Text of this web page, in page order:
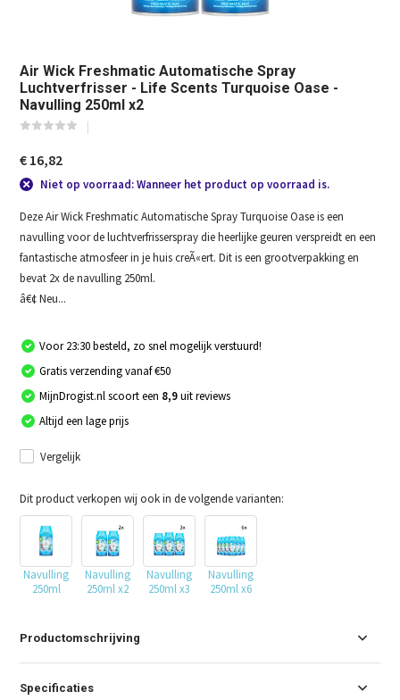
Air Wick Freshmatic Automatische Spray
Luchtverfrisser - Life Scents Turquoise Oase -
Navulling 250ml x2
€ 16,82
Niet op voorraad: Wanneer het product op voorraad is.
Deze Air Wick Freshmatic Automatische Spray Turquoise Oase is een
navulling voor de luchtverfrisserspray die heerlijke geuren verspreidt en een
fantastische atmosfeer in je huis creÃ«ert. Dit is een grootverpakking en
bevat 2x de navulling 250ml.
â€¢ Neu...
Voor 23:30 besteld, zo snel mogelijk verstuurd!
Gratis verzending vanaf €50
MijnDrogist.nl scoort een 8,9uit reviews
Altijd een lage prijs
Vergelijk
Dit product verkopen wij ook in de volgende varianten:
Navulling
250ml
Navulling
250ml x2
Navulling
250ml x3
Navulling
250ml x6
Productomschrijving
Specificaties